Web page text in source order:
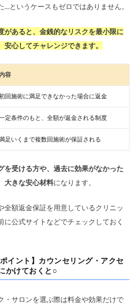
というケースもゼロではありません。
があると、金銭的なリスクを最小限に
心してチャレンジできます。
内容
回施術に満足できなかった場合に返金
定条件のもと、全額が返金される制度
足いくまで複数回施術が保証される
を受ける方や、過去に効果がなかった
大きな安心材料になります。
全額返金保証を用意しているクリニッ
に公式サイトなどでチェックしておく
イント】カウンセリング・アクセ
かけておくと○
・サロンを選ぶ際は料金や効果だけで